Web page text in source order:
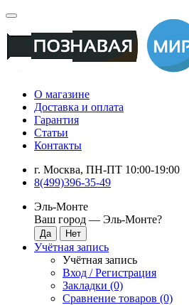
О магазине
Доставка и оплата
Гарантия
Статьи
Контакты
г. Москва, ПН-ПТ 10:00-19:00
8(499)396-35-49
Эль-Монте
Ваш город — Эль-Монте?
Учётная запись
Учётная запись
Вход / Регистрация
Закладки (0)
Сравнение товаров (0)